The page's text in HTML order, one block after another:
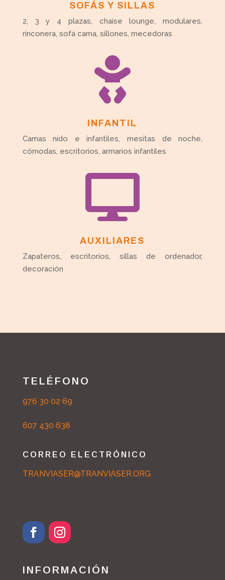
SOFÁS Y SILLAS
2, 3 y 4 plazas, chaise lounge, modulares,
rinconera, sofá cama, sillones, mecedoras

INFANTIL
Camas nido e infantiles, mesitas de noche,
cómodas, escritorios, armarios infantiles

AUXILIARES
Zapateros, escritorios, sillas de ordenador,
decoración
TELÉFONO
976 30 02 69
607 430 638
CORREO ELECTRÓNICO
TRANVIASER@TRANVIASER.ORG
c
s
INFORMACIÓN